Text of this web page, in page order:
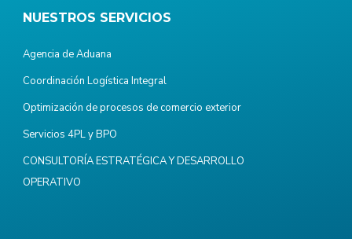
NUESTROS SERVICIOS
Agencia de Aduana
Coordinación Logística Integral
Optimización de procesos de comercio exterior
Servicios 4PL y BPO
CONSULTORÍA ESTRATÉGICA Y DESARROLLO
OPERATIVO